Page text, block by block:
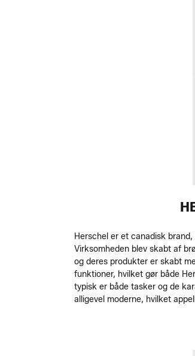
Herschel er et canadisk
Virksomheden blev skabt af
og deres produkter er skabt
funktioner, hvilket gør både
typisk er både tasker og de
alligevel moderne, hvilket